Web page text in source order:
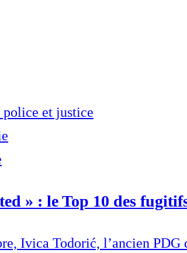
police et justice
» : le Top 10 des
Ivica Todorić, l’ancien PDG